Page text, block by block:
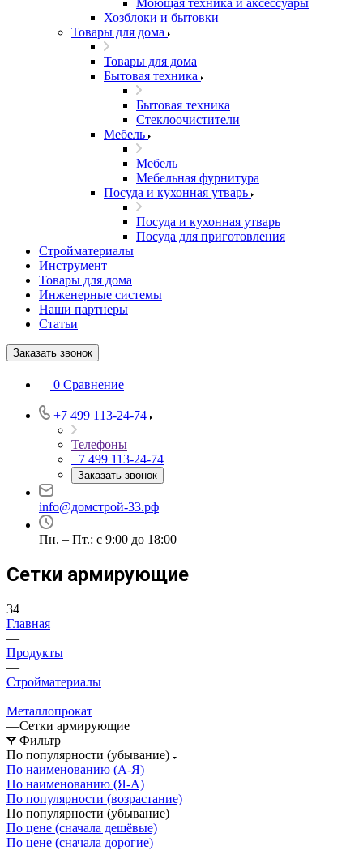
Моющая техника и аксессуары
Хозблоки и бытовки
Товары для дома
Товары для дома
Бытовая техника
Бытовая техника
Стеклоочистители
Мебель
Мебель
Мебельная фурнитура
Посуда и кухонная утварь
Посуда и кухонная утварь
Посуда для приготовления
Стройматериалы
Инструмент
Товары для дома
Инженерные системы
Наши партнеры
Статьи
Заказать звонок
0 Сравнение
+7 499 113-24-74
Телефоны
+7 499 113-24-74
Заказать звонок
info@домстрой-33.рф
Пн. – Пт.: с 9:00 до 18:00
Сетки армирующие
34
Главная
—
Продукты
—
Стройматериалы
—
Металлопрокат
—Сетки армирующие
Фильтр
По популярности (убывание)
По наименованию (А-Я)
По наименованию (Я-А)
По популярности (возрастание)
По популярности (убывание)
По цене (сначала дешёвые)
По цене (сначала дорогие)